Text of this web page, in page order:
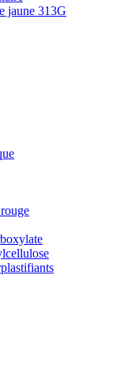
jaune 313G